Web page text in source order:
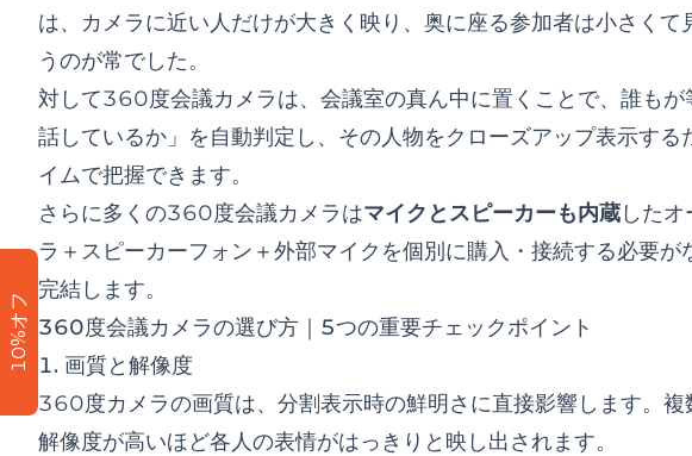
は、カメラに近い人だけが大きく映り、奥に座る参加者は小さく
うのが常でした。
対して360度会議カメラは、会議室の真ん中に置くことで、誰も
話しているか」を自動判定し、その人物をクローズアップ表示す
イムで把握できます。
さらに多くの360度会議カメラはマイクとスピーカーも内蔵した
ラ＋スピーカーフォン＋外部マイクを個別に購入・接続する必要
完結します。
360度会議カメラの選び方｜5つの重要チェックポイント
1. 画質と解像度
360度カメラの画質は、分割表示時の鮮明さに直接影響します。
解像度が高いほど各人の表情がはっきりと映し出されます。
10%オフ